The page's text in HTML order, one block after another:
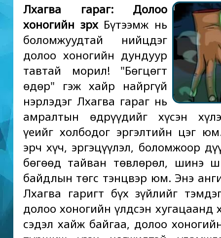
Лхагва гараг: Долоо
хоногийн зүрхБүтээмж нь
боломжуудтай нийцдэг
долоо хоногийн дундуур
тавтай морил! "Бөгцөгт
өдөр" гэж хайр найргүй
нэрлэдэг Лхагва гараг нь
амралтын өдрүүдийг хүсэн
үеийг холбодог эргэлтийн цэг
эрч хүч, эргэцүүлэл, боломжоор
бөгөөд тайван төвлөрөл, шинэ
байдлын төгс тэнцвэр юм. Энэ
Лхагва гаригт бүх зүйлийг
долоо хоногийн үлдсэн хугацаанд
сэдэл хайж байгаа, долоо